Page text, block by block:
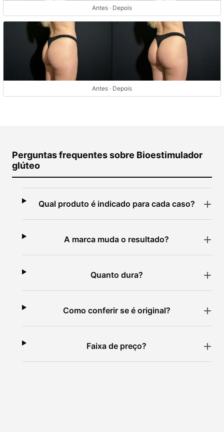
Antes · Depois
Antes · Depois
Perguntas frequentes sobre Bioestimulador
glúteo
Qual produto é indicado para cada caso?
A marca muda o resultado?
Quanto dura?
Como conferir se é original?
Faixa de preço?